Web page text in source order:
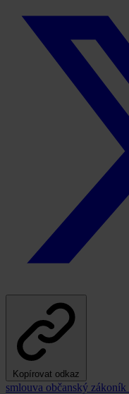
Kopírovat odkaz
smlouva občanský zákoník